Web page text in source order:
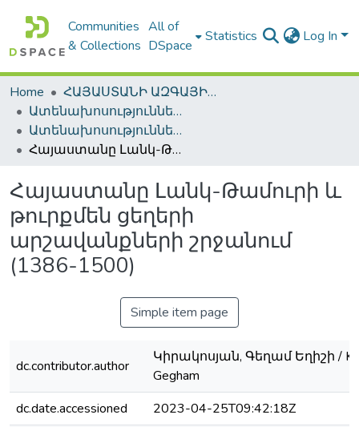
Communities
& Collections
All of
DSpace
Statistics Log In
Home
ՀԱՅԱՍՏԱՆԻ ԱԶԳԱՅԻՆ ԳՐԱԴԱՐԱՆԻ ԹՎԱՅԻՆ ՊԱՀՈՑ / DIGITAL REPOSITORY OF NLA
Ատենախոսություններ և սեղմագրեր / Theses & Abstracts
Ատենախոսություններ և սեղմագրեր / Theses & Abstracts
Հայաստանը Լանկ-Թամուրի և թուրքմեն ցեղերի արշավանքների շրջանում (1386-1500)
Հայաստանը Լանկ-Թամուրի և
թուրքմեն ցեղերի
արշավանքների շրջանում
(1386-1500)
Simple item page
dc.contributor.author
Կիրակոսյան, Գեղամ Եղիշի /
Gegham
dc.date.accessioned
2023-04-25T09:42:18Z